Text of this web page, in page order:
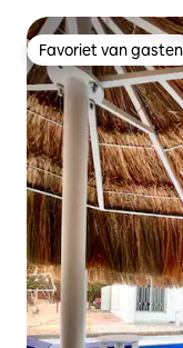
Favoriet van gasten
Favoriet van gasten